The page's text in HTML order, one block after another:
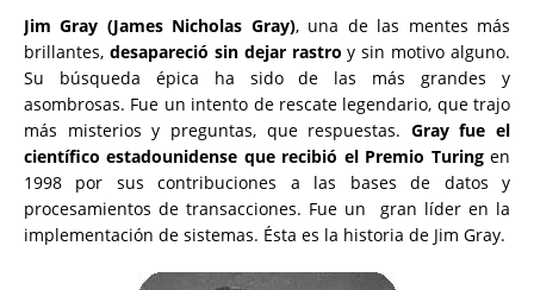
Jim Gray (James Nicholas Gray), una de las mentes más
brillantes, desapareció sin dejar rastro y sin motivo alguno.
Su búsqueda épica ha sido de las más grandes y
asombrosas. Fue un intento de rescate legendario, que trajo
más misterios y preguntas, que respuestas. Gray fue el
científico estadounidense que recibió el Premio Turingen
1998 por sus contribuciones a las bases de datos y
procesamientos de transacciones. Fue un gran líder en la
implementación de sistemas. Ésta es la historia de Jim Gray.